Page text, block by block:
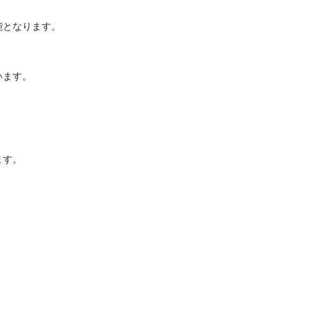
なります。
す。
。